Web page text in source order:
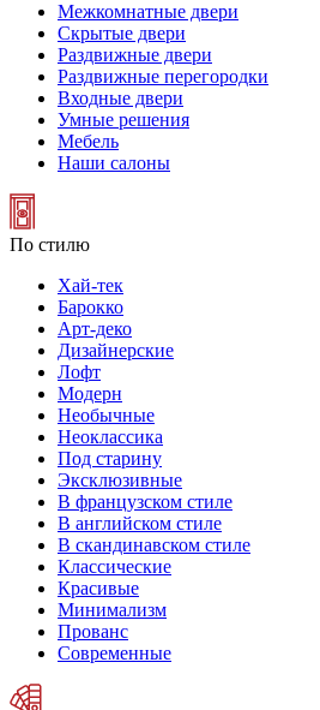
Межкомнатные двери
Скрытые двери
Раздвижные двери
Раздвижные перегородки
Входные двери
Умные решения
Мебель
Наши салоны
По стилю
Хай-тек
Барокко
Арт-деко
Дизайнерские
Лофт
Модерн
Необычные
Неоклассика
Под старину
Эксклюзивные
В французском стиле
В английском стиле
В скандинавском стиле
Классические
Красивые
Минимализм
Прованс
Современные